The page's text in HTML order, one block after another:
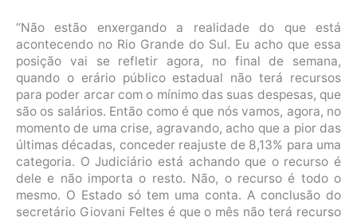
“Não estão enxergando a realidade do que está
acontecendo no Rio Grande do Sul. Eu acho que essa
posição vai se refletir agora, no final de semana,
quando o erário público estadual não terá recursos
para poder arcar com o mínimo das suas despesas, que
são os salários. Então como é que nós vamos, agora, no
momento de uma crise, agravando, acho que a pior das
últimas décadas, conceder reajuste de 8,13% para uma
categoria. O Judiciário está achando que o recurso é
dele e não importa o resto. Não, o recurso é todo o
mesmo. O Estado só tem uma conta. A conclusão do
secretário Giovani Feltes é que o mês não terá recurso